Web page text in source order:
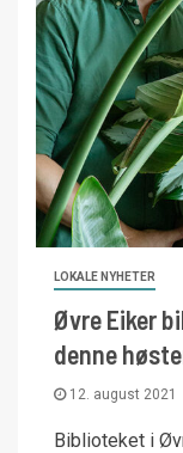
LOKALE NYHETER
Øvre Eiker
denne
12. august 2021
Biblioteket i